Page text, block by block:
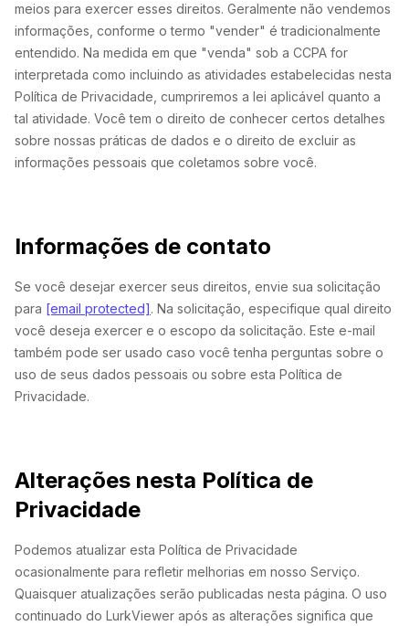
meios para exercer esses direitos. Geralmente não vendemos
informações, conforme o termo "vender" é tradicionalmente
entendido. Na medida em que "venda" sob a CCPA for
interpretada como incluindo as atividades estabelecidas nesta
Política de Privacidade, cumpriremos a lei aplicável quanto a
tal atividade. Você tem o direito de conhecer certos detalhes
sobre nossas práticas de dados e o direito de excluir as
informações pessoais que coletamos sobre você.
Informações de contato
Se você desejar exercer seus direitos, envie sua solicitação
para [email protected]. Na solicitação, especifique qual direito
você deseja exercer e o escopo da solicitação. Este e-mail
também pode ser usado caso você tenha perguntas sobre o
uso de seus dados pessoais ou sobre esta Política de
Privacidade.
Alterações nesta Política de
Privacidade
Podemos atualizar esta Política de Privacidade
ocasionalmente para refletir melhorias em nosso Serviço.
Quaisquer atualizações serão publicadas nesta página. O uso
continuado do LurkViewer após as alterações significa que